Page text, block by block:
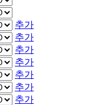
추가
추가
추가
추가
추가
추가
추가